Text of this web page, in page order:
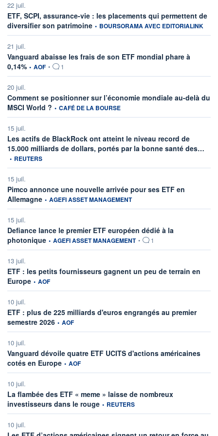
22 juil.
ETF, SCPI, assurance-vie : les placements qui permettent de
diversifier son patrimoine information fournie par
• BOURSORAMA AVEC EDITORIALINK
21 juil.
Vanguard abaisse les frais de son ETF mondial phare à
0,14% information fournie par
• AOF • 1
20 juil.
Comment se positionner sur l’économie mondiale au-delà du
MSCI World ? information fournie par
• CAFÉ DE LA BOURSE
15 juil.
Les actifs de BlackRock ont atteint le niveau record de
15.000 milliards de dollars, portés par la bonne santé des…
• REUTERS
15 juil.
Pimco annonce une nouvelle arrivée pour ses ETF en
Allemagne information fournie par
• AGEFI ASSET MANAGEMENT
15 juil.
Defiance lance le premier ETF européen dédié à la
photonique information fournie par
• AGEFI ASSET MANAGEMENT • 1
13 juil.
ETF : les petits fournisseurs gagnent un peu de terrain en
Europe information fournie par
• AOF
10 juil.
ETF : plus de 225 milliards d'euros engrangés au premier
semestre 2026 information fournie par
• AOF
10 juil.
Vanguard dévoile quatre ETF UCITS d'actions américaines
cotés en Europe information fournie par
• AOF
10 juil.
La flambée des ETF « meme » laisse de nombreux
investisseurs dans le rouge information fournie par
• REUTERS
10 juil.